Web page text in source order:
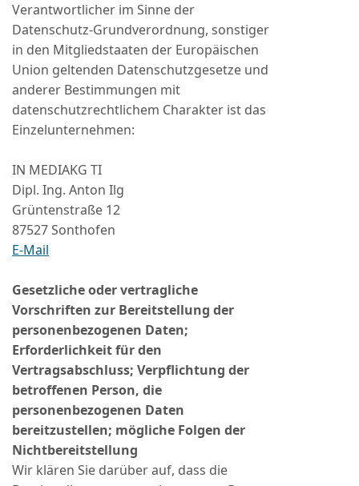
Verantwortlicher im Sinne der
Datenschutz-Grundverordnung, sonstiger
in den Mitgliedstaaten der Europäischen
Union geltenden Datenschutzgesetze und
anderer Bestimmungen mit
datenschutzrechtlichem Charakter ist das
Einzelunternehmen:
IN MEDIAKG TI
Dipl. Ing. Anton Ilg
Grüntenstraße 12
87527 Sonthofen
E-Mail
Gesetzliche oder vertragliche
Vorschriften zur Bereitstellung der
personenbezogenen Daten;
Erforderlichkeit für den
Vertragsabschluss; Verpflichtung der
betroffenen Person, die
personenbezogenen Daten
bereitzustellen; mögliche Folgen der
Nichtbereitstellung
Wir klären Sie darüber auf, dass die